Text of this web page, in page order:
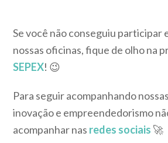
Se você não conseguiu participar
nossas oficinas, fique de olho na
SEPEX! 😉
Para seguir acompanhando
inovação e empreendedorismo
acompanhar nas redes sociais 🚀